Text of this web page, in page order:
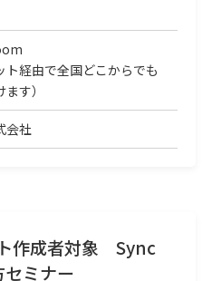
ト経由で全国どこからでも
す）
会社
ト作成者対象 Sync
ミナー